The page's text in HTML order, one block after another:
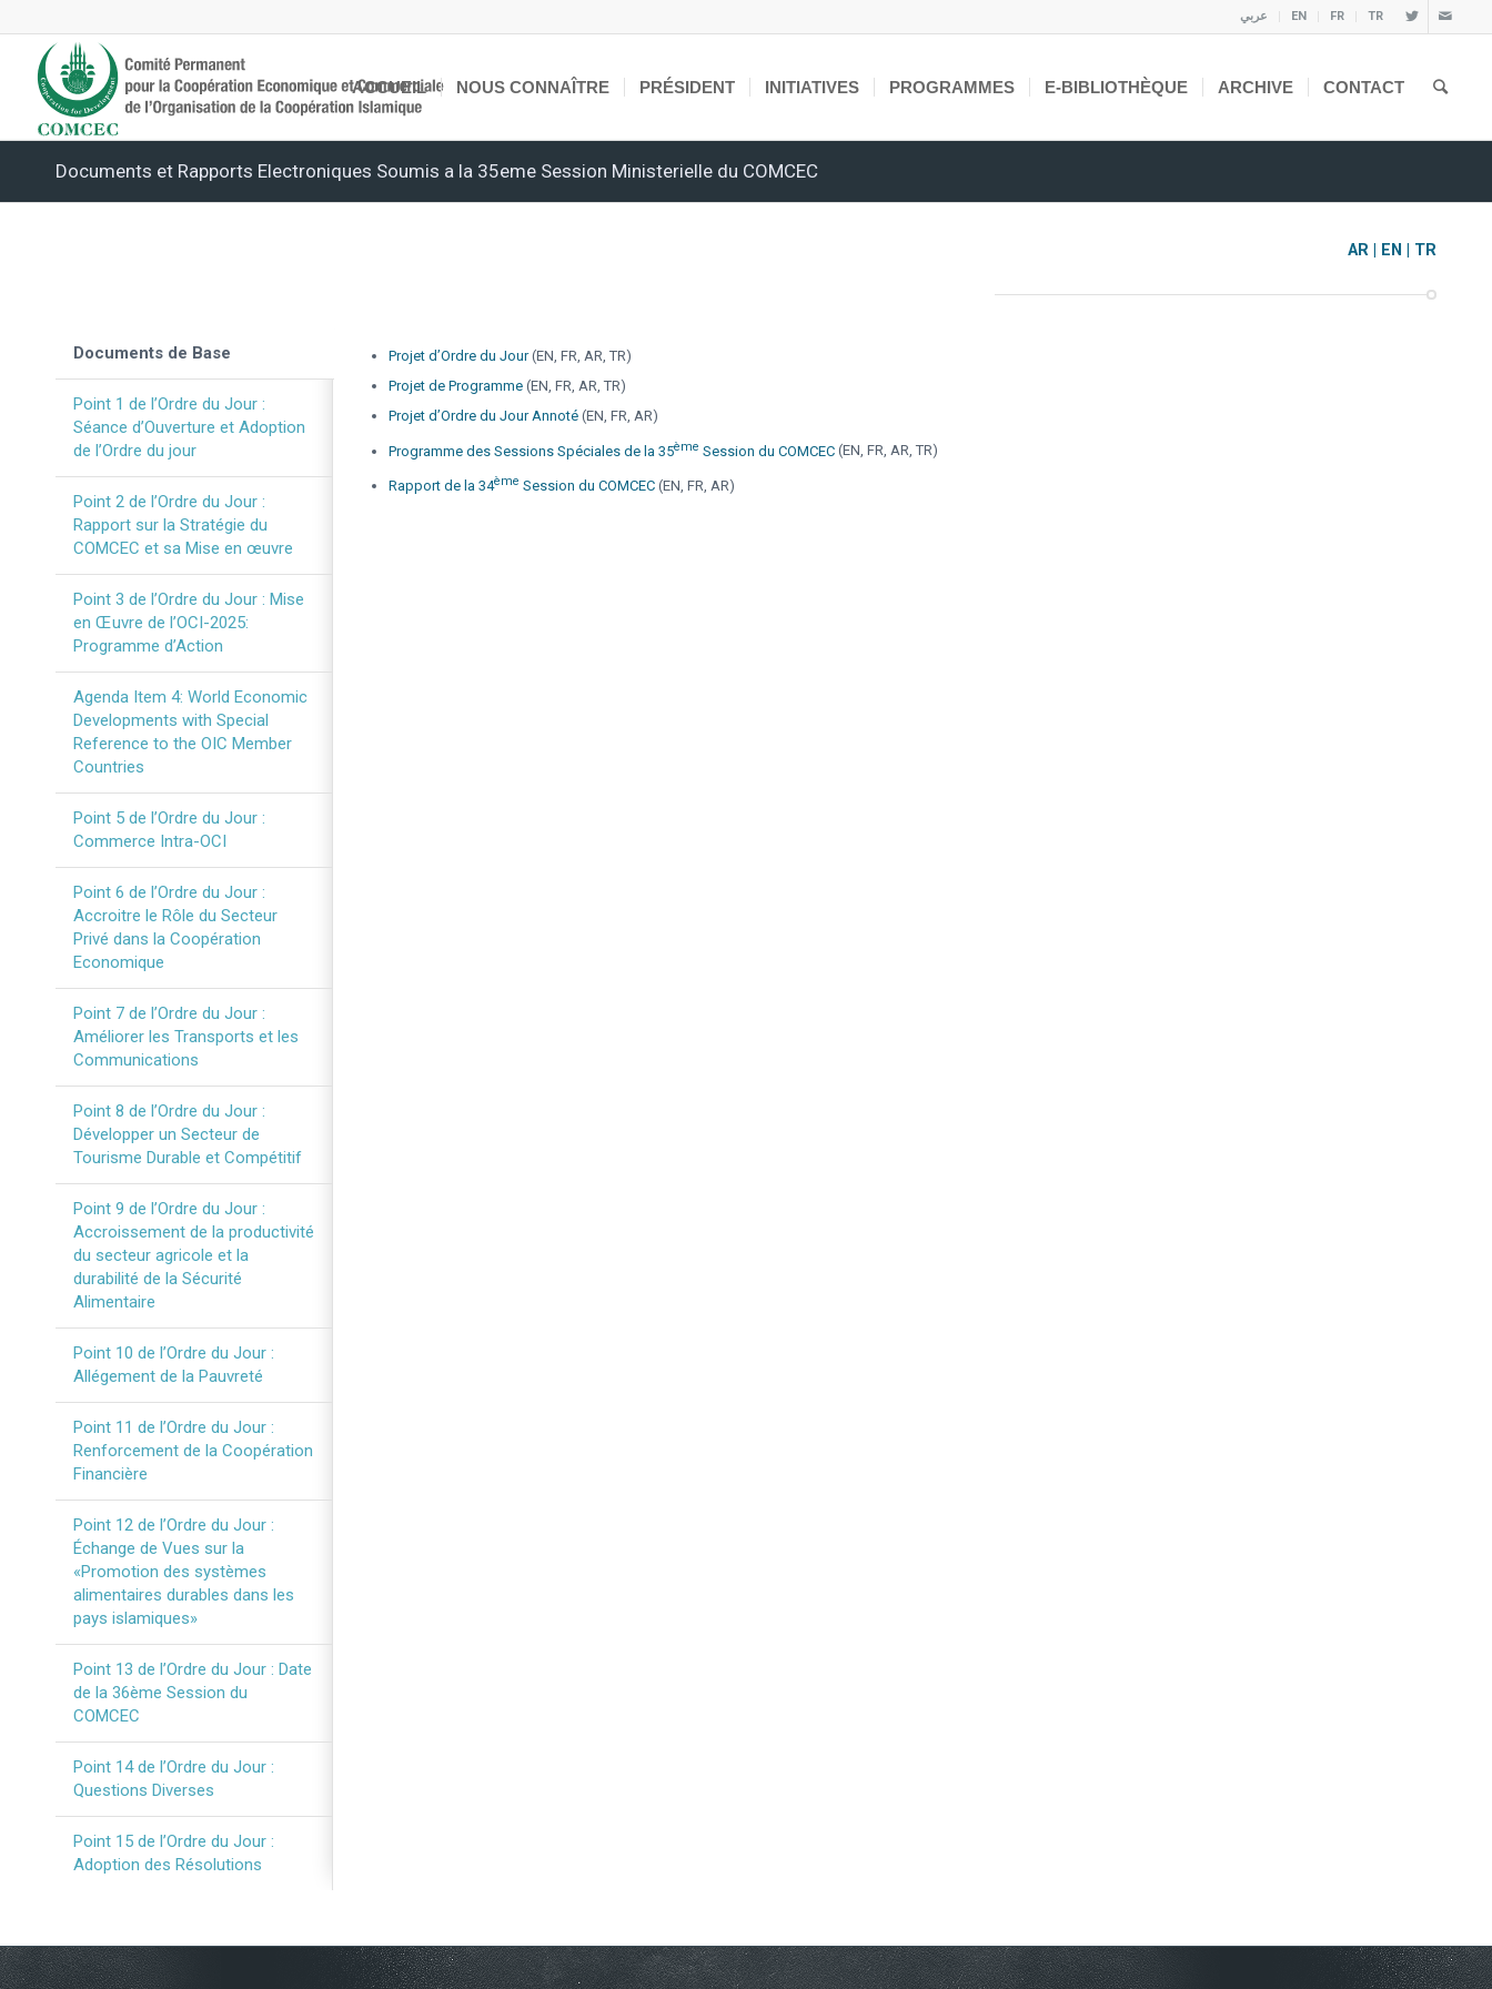
عربي EN FR TR
ACCUEIL NOUS CONNAÎTRE PRÉSIDENT INITIATIVES PROGRAMMES E-BIBLIOTHÈQUE ARCHIVE CONTACT
Documents et Rapports Electroniques Soumis a la 35eme Session Ministerielle du COMCEC
AR | EN | TR
Documents de Base
Point 1 de l’Ordre du Jour :
Séance d’Ouverture et Adoption
de l’Ordre du jour
Point 2 de l’Ordre du Jour :
Rapport sur la Stratégie du
COMCEC et sa Mise en œuvre
Point 3 de l’Ordre du Jour : Mise
en Œuvre de l’OCI-2025:
Programme d’Action
Agenda Item 4: World Economic
Developments with Special
Reference to the OIC Member
Countries
Point 5 de l’Ordre du Jour :
Commerce Intra-OCI
Point 6 de l’Ordre du Jour :
Accroitre le Rôle du Secteur
Privé dans la Coopération
Economique
Point 7 de l’Ordre du Jour :
Améliorer les Transports et les
Communications
Point 8 de l’Ordre du Jour :
Développer un Secteur de
Tourisme Durable et Compétitif
Point 9 de l’Ordre du Jour :
Accroissement de la productivité
du secteur agricole et la
durabilité de la Sécurité
Alimentaire
Point 10 de l’Ordre du Jour :
Allégement de la Pauvreté
Point 11 de l’Ordre du Jour :
Renforcement de la Coopération
Financière
Point 12 de l’Ordre du Jour :
Échange de Vues sur la
«Promotion des systèmes
alimentaires durables dans les
pays islamiques»
Point 13 de l’Ordre du Jour : Date
de la 36ème Session du
COMCEC
Point 14 de l’Ordre du Jour :
Questions Diverses
Point 15 de l’Ordre du Jour :
Adoption des Résolutions
Projet d’Ordre du Jour(EN, FR, AR, TR)
Projet de Programme (EN, FR, AR, TR)
Projet d’Ordre du Jour Annoté (EN, FR, AR)
Programme des Sessions Spéciales de la 35Ème Session du COMCEC (EN, FR, AR, TR)
Rapport de la 34Ème Session du COMCEC (EN, FR, AR)